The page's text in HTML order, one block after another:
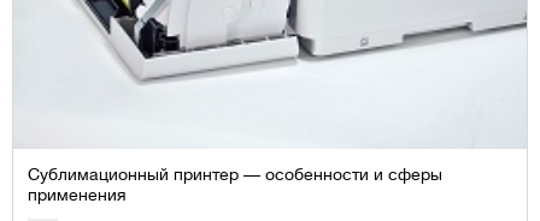
Сублимационный принтер — особенности и сферы
применения